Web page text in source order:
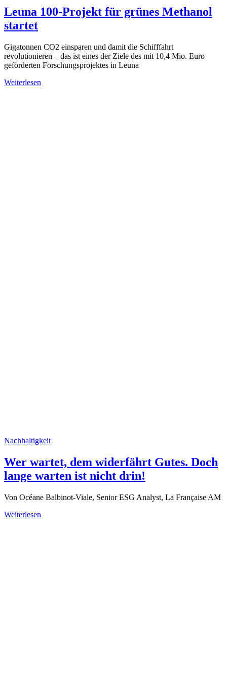
Leuna 100-Projekt für grünes Methanol
startet
Gigatonnen CO2 einsparen und damit die Schifffahrt
revolutionieren – das ist eines der Ziele des mit 10,4 Mio. Euro
geförderten Forschungsprojektes in Leuna
Weiterlesen
Nachhaltigkeit
Wer wartet, dem widerfährt Gutes. Doch
lange warten ist nicht drin!
Von Océane Balbinot-Viale, Senior ESG Analyst, La Française AM
Weiterlesen